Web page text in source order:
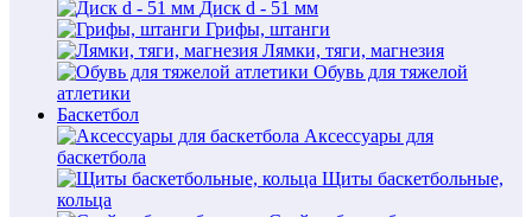
Диск d - 51 мм
Грифы, штанги
Лямки, тяги, магнезия
Обувь для тяжелой
атлетики
Баскетбол
Аксессуары для
баскетбола
Щиты баскетбольные,
кольца